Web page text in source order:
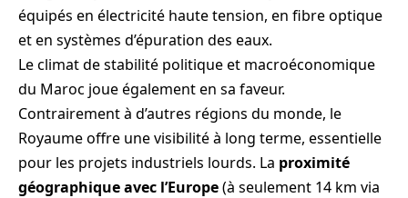
équipés en électricité haute tension, en fibre optique
et en systèmes d’épuration des eaux.
Le climat de stabilité politique et macroéconomique
du Maroc joue également en sa faveur.
Contrairement à d’autres régions du monde, le
Royaume offre une visibilité à long terme, essentielle
pour les projets industriels lourds. La proximité
géographique avec l’Europe(à seulement 14 km via